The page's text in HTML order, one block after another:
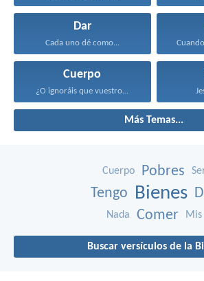
Dar
Cada uno dé como...
Cuerpo
¿O ignoráis que vuestro...
Más Temas...
Cuerpo Pobres
Tengo Bienes
Nada Comer Mis
Buscar versículos de la